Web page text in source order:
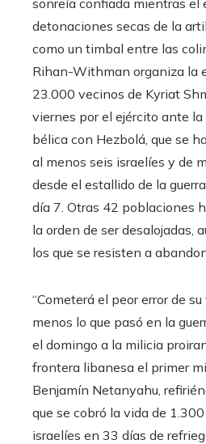
detonaciones secas de la
como un timbal entre las
Rihan-Withman organiza la
23.000 vecinos de Kyriat
viernes por el ejército ante
bélica con Hezbolá, que se
al menos seis israelíes y de
desde el estallido de la
día 7. Otras 42 poblaciones
la orden de ser desalojadas,
los que se resisten a
“Cometerá el peor error de
menos lo que pasó en la
el domingo a la milicia
frontera libanesa el primer
Benjamín Netanyahu,
que se cobró la vida de
israelíes en 33 días de